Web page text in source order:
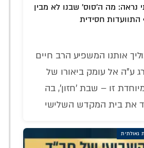
נראה: מה ה'סוס' שבנו לא מבין
חסידית
אותנו המשפיע הרב חיים
ע"ה אל עומק ביאורו של
זו – שבת 'חזון', בה
את בית המקדש השלישי
גאולתית